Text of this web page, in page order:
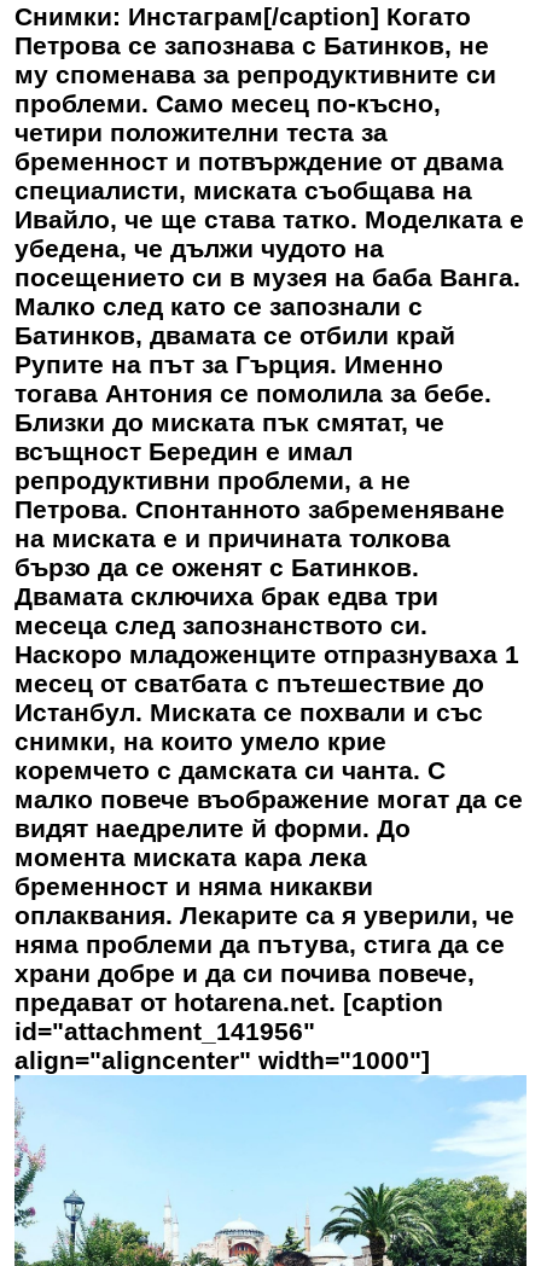
Снимки: Инстаграм[/caption] Когато
Петрова се запознава с Батинков, не
му споменава за репродуктивните си
проблеми. Само месец по-късно,
четири положителни теста за
бременност и потвърждение от двама
специалисти, миската съобщава на
Ивайло, че ще става татко. Моделката е
убедена, че дължи чудото на
посещението си в музея на баба Ванга.
Малко след като се запознали с
Батинков, двамата се отбили край
Рупите на път за Гърция. Именно
тогава Антония се помолила за бебе.
Близки до миската пък смятат, че
всъщност Бередин е имал
репродуктивни проблеми, а не
Петрова. Спонтанното забременяване
на миската е и причината толкова
бързо да се оженят с Батинков.
Двамата сключиха брак едва три
месеца след запознанството си.
Наскоро младоженците отпразнуваха 1
месец от сватбата с пътешествие до
Истанбул. Миската се похвали и със
снимки, на които умело крие
коремчето с дамската си чанта. С
малко повече въображение могат да се
видят наедрелите й форми. До
момента миската кара лека
бременност и няма никакви
оплаквания. Лекарите са я уверили, че
няма проблеми да пътува, стига да се
храни добре и да си почива повече,
предават от hotarena.net. [caption
id="attachment_141956"
align="aligncenter" width="1000"]